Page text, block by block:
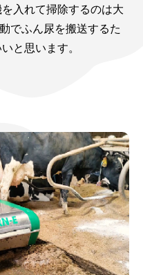
入れて掃除するのは大
でふん尿を搬送するた
と思います。